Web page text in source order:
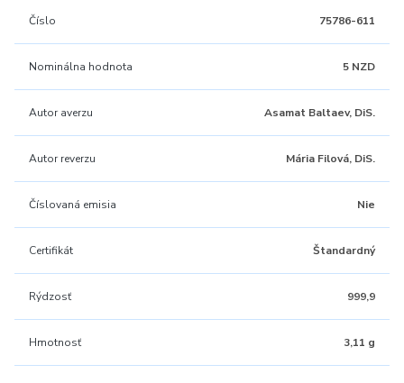
Číslo 75786-611
Nominálna hodnota 5 NZD
Autor averzu Asamat Baltaev, DiS.
Autor reverzu Mária Filová, DiS.
Číslovaná emisia Nie
Certifikát Štandardný
Rýdzosť 999,9
Hmotnosť 3,11 g